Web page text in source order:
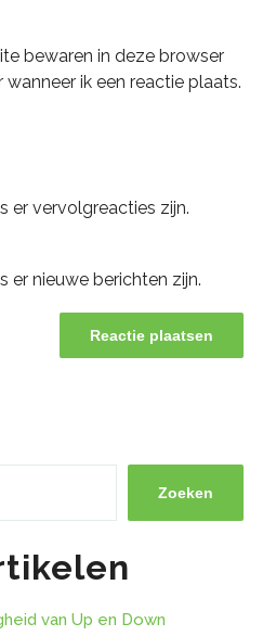
bewaren in deze browser
ik een reactie plaats.
er vervolgreacties zijn.
er nieuwe berichten zijn.
Zoeken
van Up en Down